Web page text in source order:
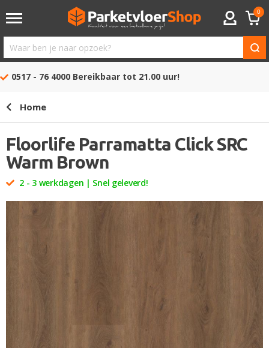
ACCOUNT
0
Waar
ben
opzoek?
0517 - 76 4000 Bereikbaar tot 21.00 uur!
Home
Floorlife Parramatta Click SRC
Warm Brown
2 - 3 werkdagen | Snel geleverd!